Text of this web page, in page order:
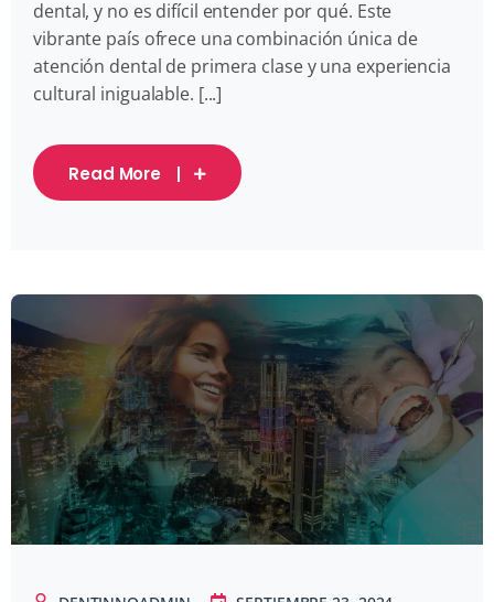
dental, y no es difícil entender por qué. Este
vibrante país ofrece una combinación única de
atención dental de primera clase y una experiencia
cultural inigualable. [...]
Read More